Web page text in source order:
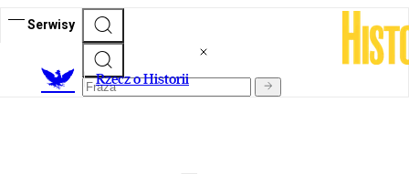
Serwisy
Rzecz o Historii